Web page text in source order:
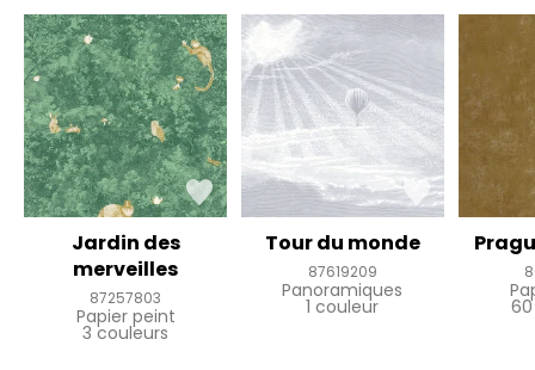
Jardin des
merveilles
87257803
Papier peint
3 couleurs
Tour du monde
87619209
Panoramiques
1 couleur